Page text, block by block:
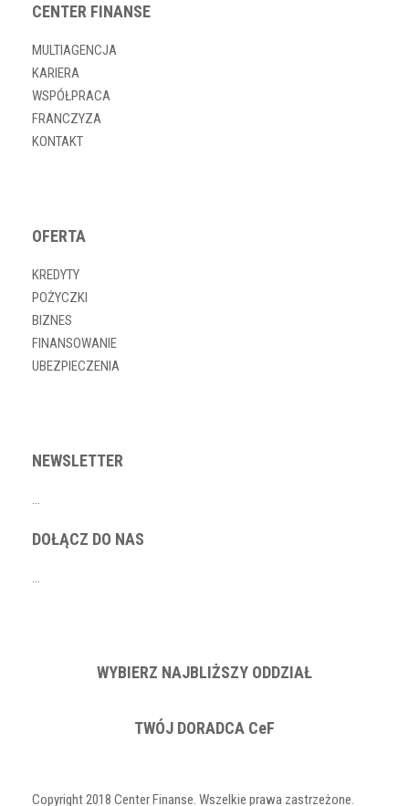
CENTER FINANSE
MULTIAGENCJA
KARIERA
WSPÓŁPRACA
FRANCZYZA
KONTAKT
OFERTA
KREDYTY
POŻYCZKI
BIZNES
FINANSOWANIE
UBEZPIECZENIA
NEWSLETTER
…
DOŁĄCZ DO NAS
…
WYBIERZ NAJBLIŻSZY ODDZIAŁ
TWÓJ DORADCA CeF
Copyright 2018 Center Finanse. Wszelkie prawa zastrzeżone.